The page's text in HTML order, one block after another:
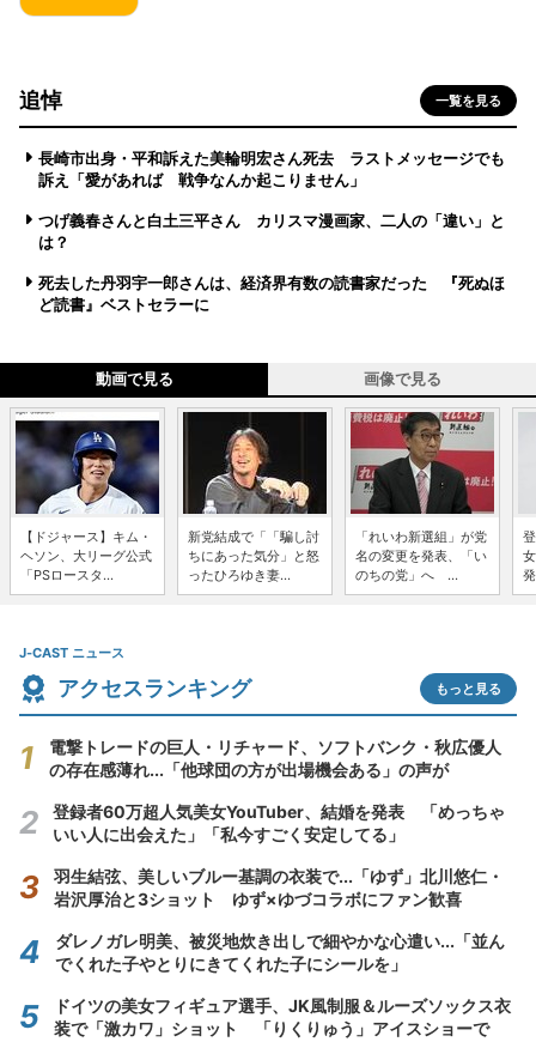
追悼 一覧を見る
長崎市出身・平和訴えた美輪明宏さん死去 ラストメッセージでも
訴え「愛があれば 戦争なんか起こりません」
つげ義春さんと白土三平さん カリスマ漫画家、二人の「違い」と
は？
死去した丹羽宇一郎さんは、経済界有数の読書家だった 『死ぬほ
ど読書』ベストセラーに
動画で見る 画像で見る
【ドジャース】キム・
ヘソン、大リーグ公式
「PSロースタ...
新党結成で「「騙し討
ちにあった気分」と怒
ったひろゆき妻...
「れいわ新選組」が党
名の変更を発表、「い
のちの党」へ ...
J-CAST ニュース
アクセスランキング もっと見る
電撃トレードの巨人・リチャード、ソフトバンク・秋広優人
の存在感薄れ...「他球団の方が出場機会ある」の声が
登録者60万超人気美女YouTuber、結婚を発表 「めっちゃ
いい人に出会えた」「私今すごく安定してる」
羽生結弦、美しいブルー基調の衣装で...「ゆず」北川悠仁・
岩沢厚治と3ショット ゆず×ゆづコラボにファン歓喜
ダレノガレ明美、被災地炊き出しで細やかな心遣い...「並ん
でくれた子やとりにきてくれた子にシールを」
ドイツの美女フィギュア選手、JK風制服＆ルーズソックス衣
装で「激カワ」ショット 「りくりゅう」アイスショーで